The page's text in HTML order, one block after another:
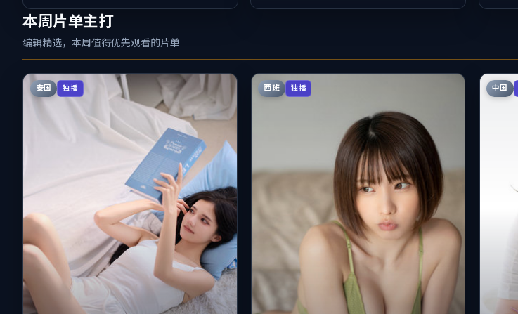
本周片单主打
编辑精选，本周值得优先观看的片单
泰国 独播 西班 独播 中国